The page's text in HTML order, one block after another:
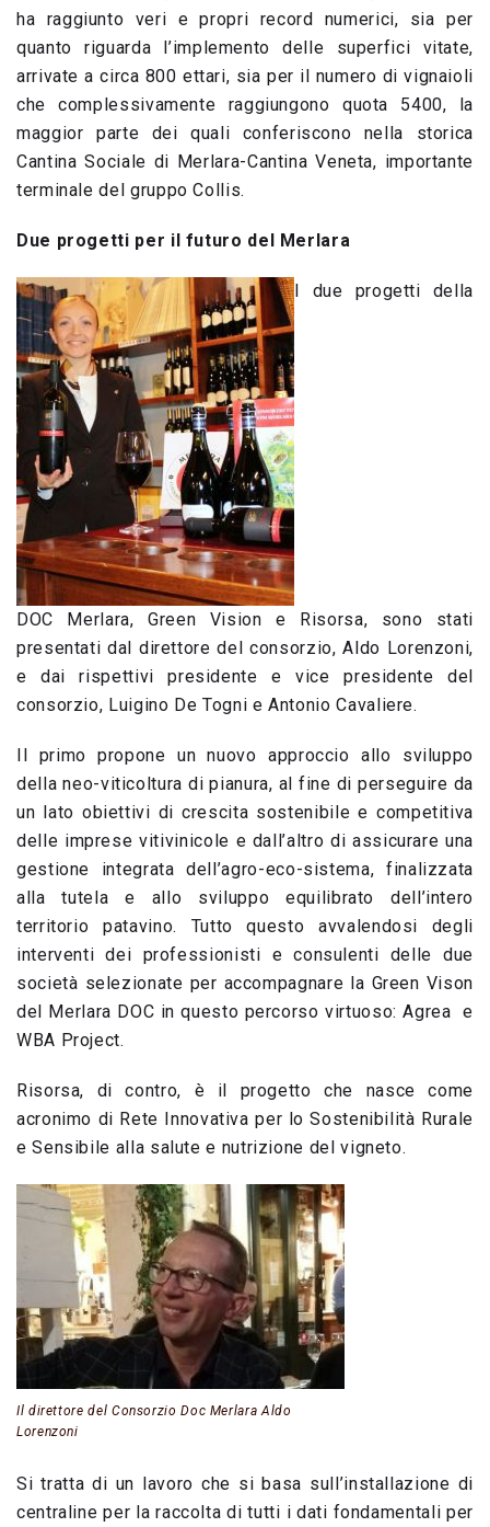
ha raggiunto veri e propri record numerici, sia per
quanto riguarda l’implemento delle superfici vitate,
arrivate a circa 800 ettari, sia per il numero di vignaioli
che complessivamente raggiungono quota 5400, la
maggior parte dei quali conferiscono nella storica
Cantina Sociale di Merlara-Cantina Veneta, importante
terminale del gruppo Collis.
Due progetti per il futuro del Merlara
I due progetti della
DOC Merlara, Green Vision e Risorsa, sono stati
presentati dal direttore del consorzio, Aldo Lorenzoni,
e dai rispettivi presidente e vice presidente del
consorzio, Luigino De Togni e Antonio Cavaliere.
Il primo propone un nuovo approccio allo sviluppo
della neo-viticoltura di pianura, al fine di perseguire da
un lato obiettivi di crescita sostenibile e competitiva
delle imprese vitivinicole e dall’altro di assicurare una
gestione integrata dell’agro-eco-sistema, finalizzata
alla tutela e allo sviluppo equilibrato dell’intero
territorio patavino. Tutto questo avvalendosi degli
interventi dei professionisti e consulenti delle due
società selezionate per accompagnare la Green Vison
del Merlara DOC in questo percorso virtuoso: Agrea e
WBA Project.
Risorsa, di contro, è il progetto che nasce come
acronimo di Rete Innovativa per lo Sostenibilità Rurale
e Sensibile alla salute e nutrizione del vigneto.
Il direttore del Consorzio Doc Merlara Aldo
Lorenzoni
Si tratta di un lavoro che si basa sull’installazione di
centraline per la raccolta di tutti i dati fondamentali per